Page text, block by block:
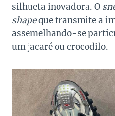
silhueta inovadora. O
shapeque transmite a
assemelhando-se
um jacaré ou crocodilo.